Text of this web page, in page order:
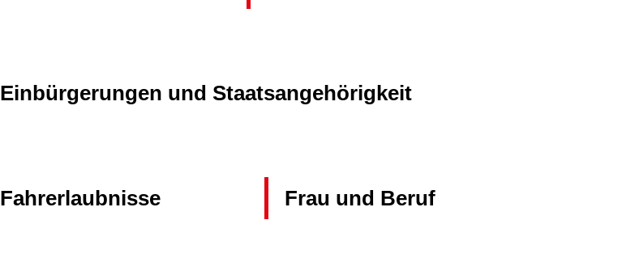
Einbürgerungen und Staatsangehörigkeit
Fahrerlaubnisse Frau und Beruf